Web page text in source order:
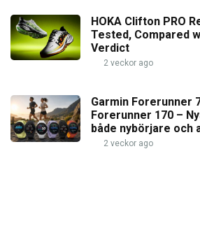
HOKA Clifton PRO
Tested, Compared
Verdict
2 veckor ago
Garmin Forerunner
Forerunner 170 –
både nybörjare och
2 veckor ago